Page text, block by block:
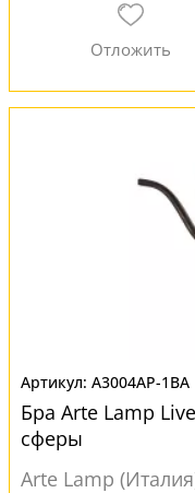
A3004AP-1BA
Бра Arte Lamp
сферы
Arte Lamp